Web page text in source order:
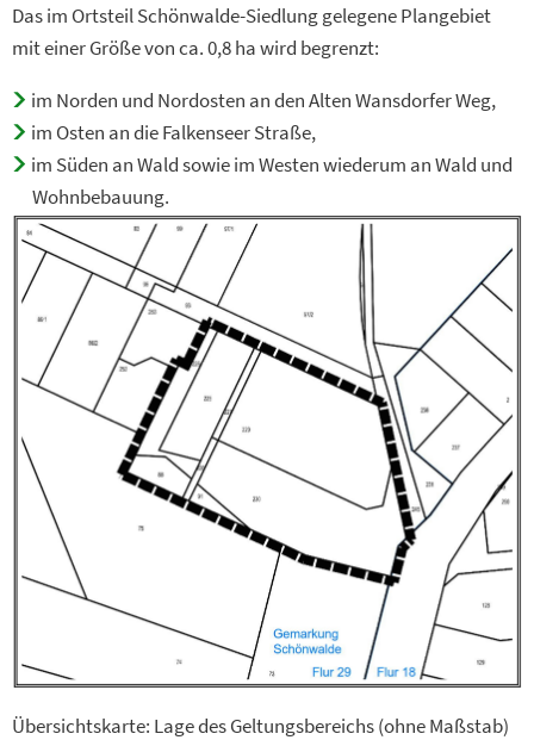
Das im Ortsteil Schönwalde-Siedlung gelegene Plangebiet
mit einer Größe von ca. 0,8 ha wird begrenzt:
im Norden und Nordosten an den Alten Wansdorfer Weg,
im Osten an die Falkenseer Straße,
im Süden an Wald sowie im Westen wiederum an Wald und
Wohnbebauung.
Übersichtskarte: Lage des Geltungsbereichs (ohne Maßstab)